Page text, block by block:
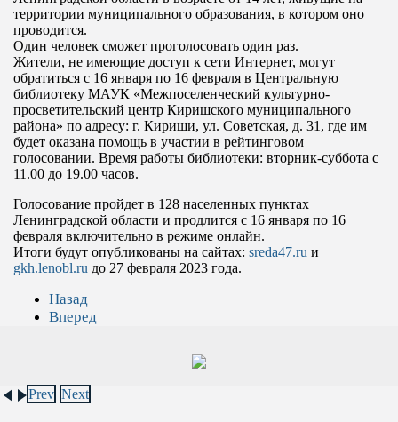
территории муниципального образования, в котором оно
проводится.
Один человек сможет проголосовать один раз.
Жители, не имеющие доступ к сети Интернет, могут
обратиться с 16 января по 16 февраля в Центральную
библиотеку МАУК «Межпоселенческий культурно-
просветительский центр Киришского муниципального
района» по адресу: г. Кириши, ул. Советская, д. 31, где им
будет оказана помощь в участии в рейтинговом
голосовании. Время работы библиотеки: вторник-суббота с
11.00 до 19.00 часов.
Голосование пройдет в 128 населенных пунктах
Ленинградской области и продлится с 16 января по 16
февраля включительно в режиме онлайн.
Итоги будут опубликованы на сайтах: sreda47.ru и
gkh.lenobl.ru до 27 февраля 2023 года.
Назад
Вперед
Prev Next